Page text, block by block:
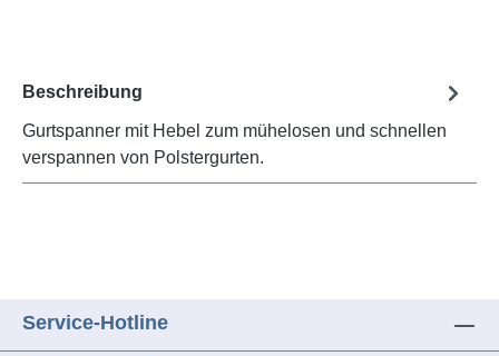
Beschreibung
Gurtspanner mit Hebel zum mühelosen und schnellen
verspannen von Polstergurten.
Service-Hotline